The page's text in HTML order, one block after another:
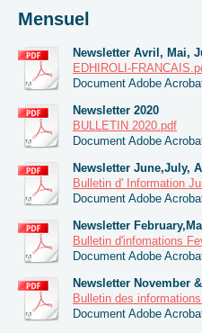
Mensuel
Newsletter Avril, Mai,
EDHIROLI-
Document Adobe
Newsletter 2020
BULLETIN 2020.pdf
Document Adobe
Newsletter June,July,
Bulletin d' Information
Document Adobe
Newsletter
Bulletin d'infomations
Document Adobe
Newsletter November
Bulletin des
Document Adobe